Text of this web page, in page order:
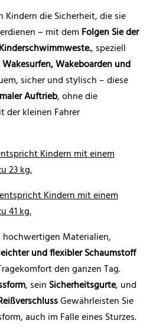
Kindern die Sicherheit, die sie
– mit dem Folgen Sie der
, speziell
Wakesurfen, Wakeboarden und
sicher und stylisch – diese
Auftrieb, ohne die
der kleinen Fahrer
Kindern mit einem
23 kg.
Kindern mit einem
41 kg.
hochwertigen Materialien,
und flexibler Schaumstoff
den ganzen Tag.
, sein Sicherheitsgurte, und
Gewährleisten Sie
auch im Falle eines Sturzes.